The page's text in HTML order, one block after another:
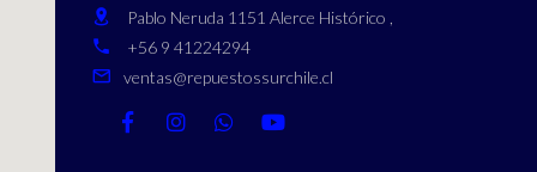
Pablo Neruda 1151 Alerce Histórico ,
+56 9 41224294
ventas@repuestossurchile.cl